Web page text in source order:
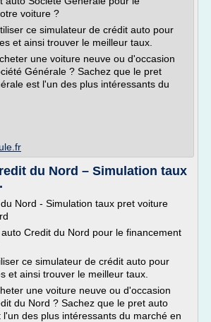
voiture ?
ce simulateur de crédit auto pour
et ainsi trouver le meilleur taux.
une voiture neuve ou d'occasion
Générale ? Sachez que le pret
est l'un des plus intéressants du
du Nord – Simulation taux
Nord - Simulation taux pret voiture
Credit du Nord pour le financement
ce simulateur de crédit auto pour
et ainsi trouver le meilleur taux.
une voiture neuve ou d'occasion
du Nord ? Sachez que le pret auto
des plus intéressants du marché en